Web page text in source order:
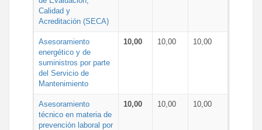
Calidad y
Acreditación (SECA)
Asesoramiento
energético y de
suministros por parte
del Servicio de
Mantenimiento
10,00 10,00 10,00
Asesoramiento
técnico en materia de
prevención laboral por
10,00 10,00 10,00